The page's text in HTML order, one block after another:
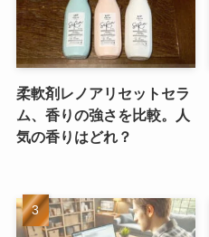
柔軟剤レノアリセットセラ
ム、香りの強さを比較。人
気の香りはどれ？